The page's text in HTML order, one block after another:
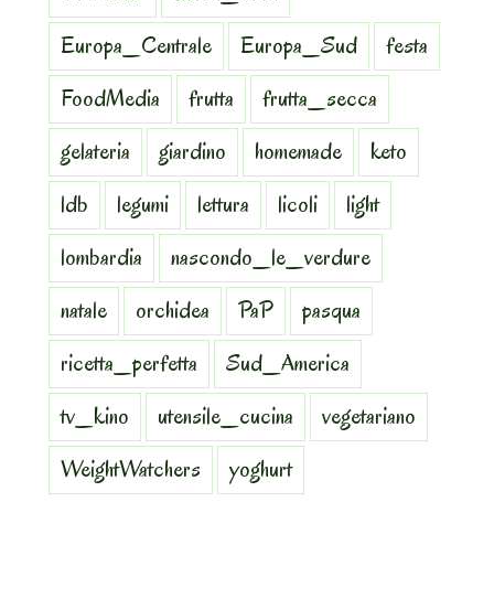
Europa_Centrale
Europa_Sud
festa
FoodMedia
frutta
frutta_secca
gelateria
giardino homemade
keto
ldb
legumi lettura licoli
light
lombardia
nascondo_le_verdure
natale
orchidea PaP
pasqua
ricetta_perfetta
Sud_America
tv_kino
utensile_cucina
vegetariano
WeightWatchers
yoghurt